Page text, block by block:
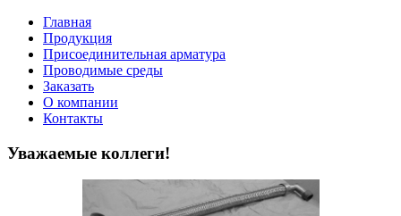
Главная
Продукция
Присоединительная арматура
Проводимые среды
Заказать
О компании
Контакты
Уважаемые коллеги!